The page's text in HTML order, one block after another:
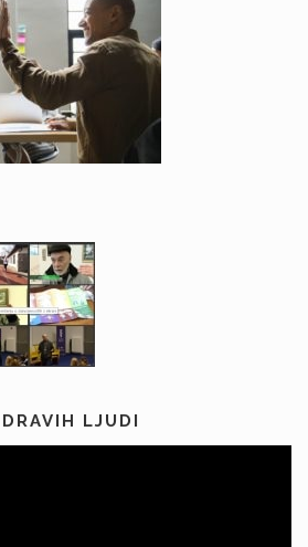
LJUDI